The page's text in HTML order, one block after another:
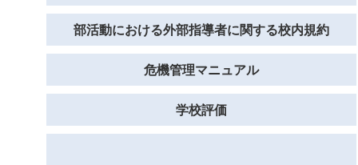
部活動における外部指導者に関する校内規約
危機管理マニュアル
学校評価